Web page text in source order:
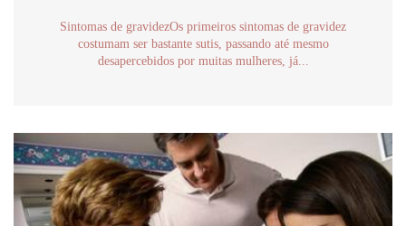
Sintomas de gravidezOs primeiros sintomas de gravidez
costumam ser bastante sutis, passando até mesmo
desapercebidos por muitas mulheres, já...